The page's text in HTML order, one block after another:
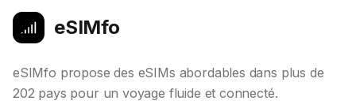
eSIMfo
eSIMfo propose des eSIMs abordables dans plus de
202 pays pour un voyage fluide et connecté.